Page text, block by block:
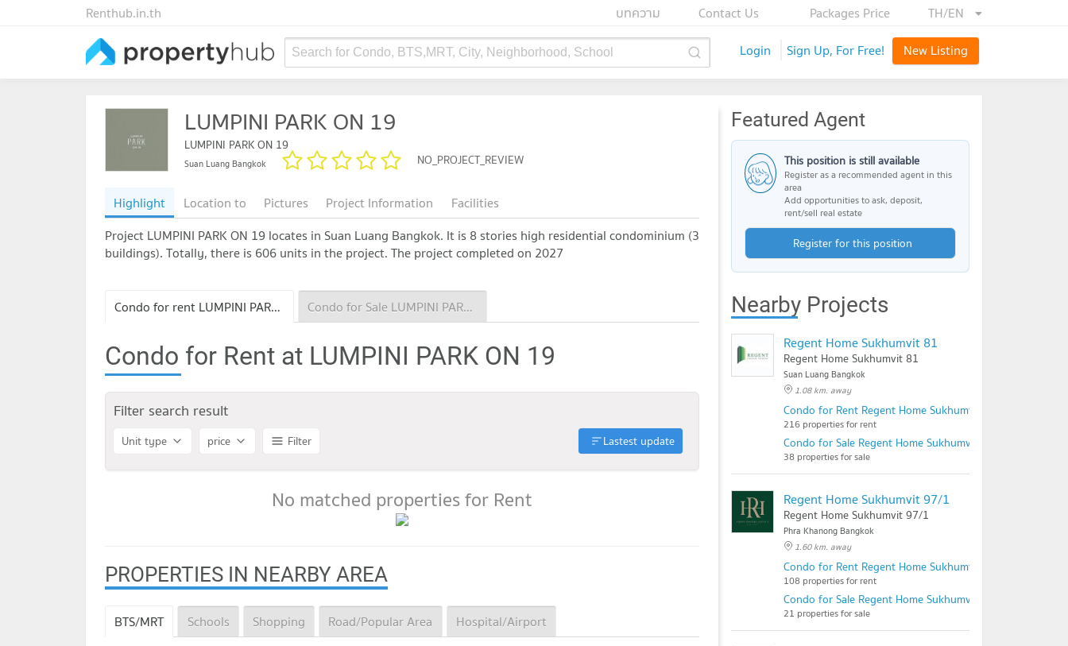
TH/EN
Packages Price
Contact Us
บทความ
Renthub.in.th
Search for Condo, BTS,MRT, City, Neighborhood, School Login Sign Up, For Free! New Listing
LUMPINI PARK ON 19
LUMPINI PARK ON 19
Suan Luang Bangkok NO_PROJECT_REVIEW
Highlight Location to Pictures Project Information
Facilities
Project LUMPINI PARK ON 19 locates in Suan Luang Bangkok. It is 8 stories high residential condominium (3
buildings). Totally, there is 606 units in the project. The project completed on 2027
Condo for rent LUMPINI PARK ON 19 Condo for Sale LUMPINI PARK ON 19
Condo for Rent at LUMPINI PARK ON 19
Filter search result
Unit type price Filter Lastest update
No matched properties for Rent
PROPERTIES IN NEARBY AREA
BTS/MRT Schools Shopping Road/Popular Area Hospital/Airport
Featured Agent
This position is still available
Register as a recommended agent in this
area
Add opportunities to ask, deposit,
rent/sell real estate
Register for this position
Nearby Projects
Regent Home Sukhumvit 81
Regent Home Sukhumvit 81
Suan Luang Bangkok
1.08 km. away
Condo for Rent Regent Home Sukhumvit 81
216 properties for rent
Condo for Sale Regent Home Sukhumvit 81
38 properties for sale
Regent Home Sukhumvit 97/1
Regent Home Sukhumvit 97/1
Phra Khanong Bangkok
1.60 km. away
Condo for Rent Regent Home Sukhumvit 97/1
108 properties for rent
Condo for Sale Regent Home Sukhumvit 97/1
21 properties for sale